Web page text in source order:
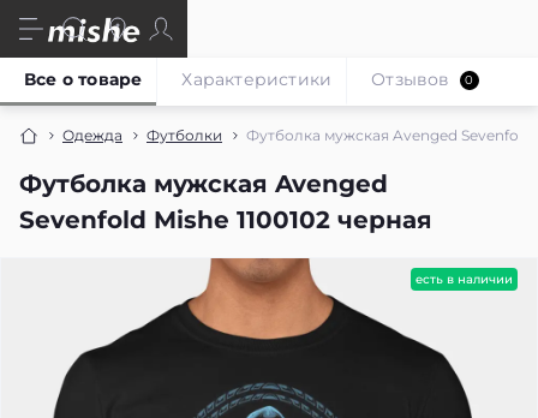
Одежда Футболки Футболка мужская Avenged Sevenfold
Футболка мужская Avenged
Sevenfold Mishe 1100102 черная
Все о товаре Характеристики Отзывов 0
есть в наличии